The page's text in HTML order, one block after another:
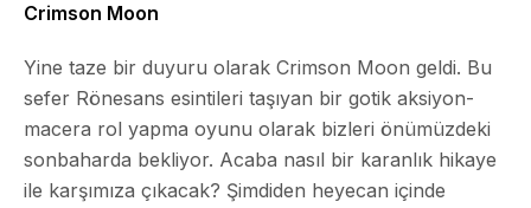
Crimson Moon
Yine taze bir duyuru olarak Crimson Moon geldi. Bu
sefer Rönesans esintileri taşıyan bir gotik aksiyon-
macera rol yapma oyunu olarak bizleri önümüzdeki
sonbaharda bekliyor. Acaba nasıl bir karanlık hikaye
ile karşımıza çıkacak? Şimdiden heyecan içinde